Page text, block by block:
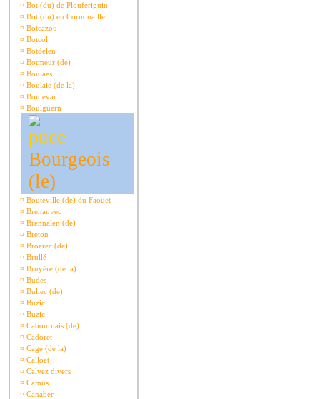
¤ Bot (du) de Plouferiguin
¤ Bot (du) en Cornouaille
¤ Botcazou
¤ Botcol
¤ Botdelen
¤ Botmeur (de)
¤ Boulaes
¤ Boulaie (de la)
¤ Boulevar
¤ Boulguern
Bourgeois
(le)
¤ Bouteville (de) du Faouet
¤ Brenanvec
¤ Brennalen (de)
¤ Breton
¤ Broerec (de)
¤ Brullé
¤ Bruyère (de la)
¤ Budes
¤ Buliec (de)
¤ Buzic
¤ Buzic
¤ Cabournais (de)
¤ Cadoret
¤ Cage (de la)
¤ Calloet
¤ Calvez divers
¤ Camus
¤ Canaber